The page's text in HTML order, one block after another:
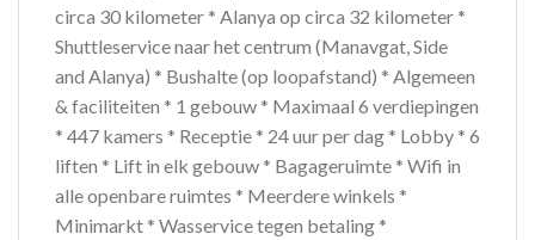
circa 30 kilometer * Alanya op circa 32 kilometer *
Shuttleservice naar het centrum (Manavgat, Side
and Alanya) * Bushalte (op loopafstand) * Algemeen
& faciliteiten * 1 gebouw * Maximaal 6 verdiepingen
* 447 kamers * Receptie * 24 uur per dag * Lobby * 6
liften * Lift in elk gebouw * Bagageruimte * Wifi in
alle openbare ruimtes * Meerdere winkels *
Minimarkt * Wasservice tegen betaling *